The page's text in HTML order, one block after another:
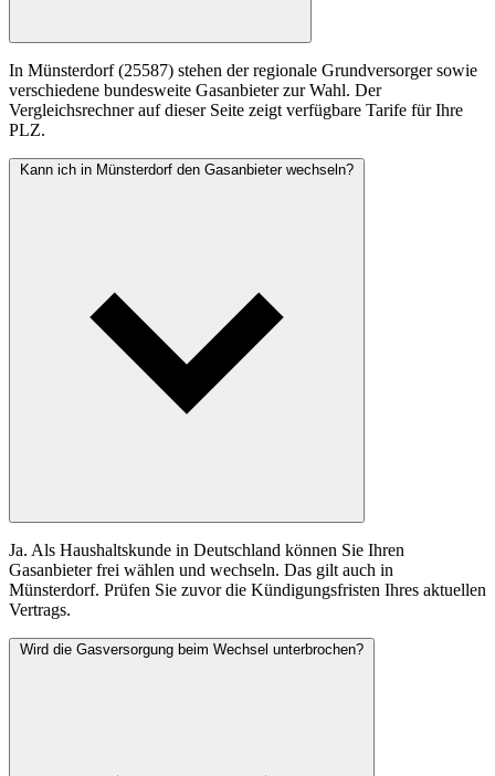
In Münsterdorf (25587) stehen der regionale Grundversorger sowie
verschiedene bundesweite Gasanbieter zur Wahl. Der
Vergleichsrechner auf dieser Seite zeigt verfügbare Tarife für Ihre
PLZ.
Kann ich in Münsterdorf den Gasanbieter wechseln?
Ja. Als Haushaltskunde in Deutschland können Sie Ihren
Gasanbieter frei wählen und wechseln. Das gilt auch in
Münsterdorf. Prüfen Sie zuvor die Kündigungsfristen Ihres aktuellen
Vertrags.
Wird die Gasversorgung beim Wechsel unterbrochen?